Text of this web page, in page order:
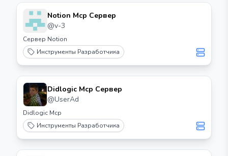
Notion Mcp Сервер
@v-3
Сервер Notion
Инструменты Разработчика
Didlogic Mcp Сервер
@UserAd
Didlogic Mcp
Инструменты Разработчика